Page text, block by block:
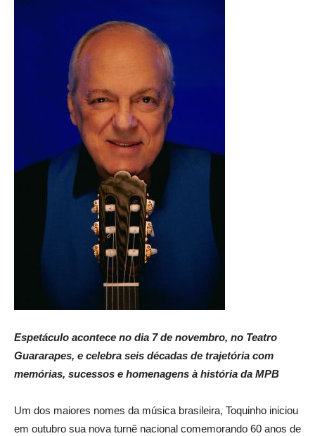
Espetáculo acontece no dia 7 de novembro, no Teatro
Guararapes, e celebra seis décadas de trajetória com
memórias, sucessos e homenagens à história da MPB
Um dos maiores nomes da música brasileira, Toquinho iniciou
em outubro sua nova turnê nacional comemorando 60 anos de